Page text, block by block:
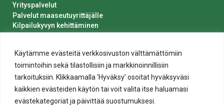
Käytämme evästeitä verkkosivuston välttämättömiin
toimintoihin sekä tilastollisiin ja markkinoinnillisiin
tarkoituksiin. Klikkaamalla ‘Hyväksy’ osoitat hyväksyväsi
kaikkien evästeiden käytön tai voit valita itse haluamasi
evästekategoriat ja päivittää suostumuksesi.
Yrityspalvelut
Palvelut maaseutuyrittäjälle
Kilpailukyvyn kehittäminen